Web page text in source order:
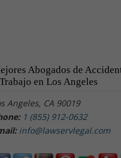
Abogados de
en Los Angeles
Angeles, CA 90019
1 (855) 912-0632
info@lawservlegal.com